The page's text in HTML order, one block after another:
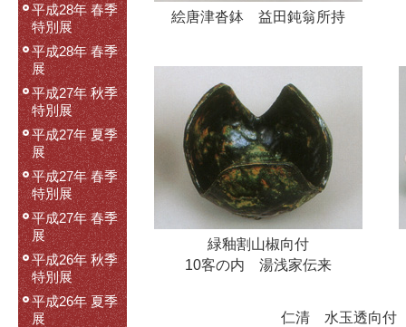
平成28年 春季
特別展
平成28年 春季
展
平成27年 秋季
特別展
平成27年 夏季
展
平成27年 春季
特別展
平成27年 春季
展
平成26年 秋季
特別展
平成26年 夏季
展
絵唐津沓鉢 益田鈍翁所持
緑釉割山椒向付
10客の内 湯浅家伝来
仁清 水玉透向付